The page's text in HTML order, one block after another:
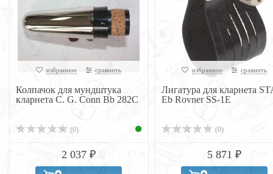
избранное сравнить
Колпачок для мундштука
кларнета C. G. Conn Bb 282C
(0)
2 037 ₽
избранное сравнить
Лигатура для кларнета
Eb Rovner SS-1E
(0)
5 871 ₽